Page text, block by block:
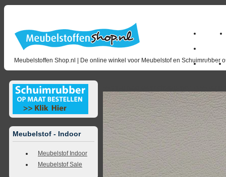
Meubelstoffen Shop.nl | De online winkel voor Meubelstof en Schuimrubber
Home
Outlet
Meubelstof - Indoor
Meubelstof Indoor
Meubelstof Sale